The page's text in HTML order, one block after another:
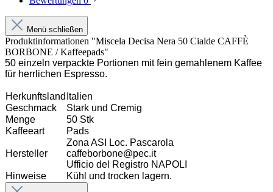
Menü schließen
Produktinformationen "Miscela Decisa Nera 50 Cialde CAFFÈ
BORBONE / Kaffeepads"
50 einzeln verpackte Portionen mit fein gemahlenem Kaffee
für herrlichen Espresso.
Herkunftsland Italien
Geschmack
Stark und Cremig
Menge
50 Stk
Kaffeeart
Pads
Hersteller
Zona ASI Loc. Pascarola
caffeborbone@pec.it
Ufficio del Registro NAPOLI
Hinweise
Kühl und trocken lagern.